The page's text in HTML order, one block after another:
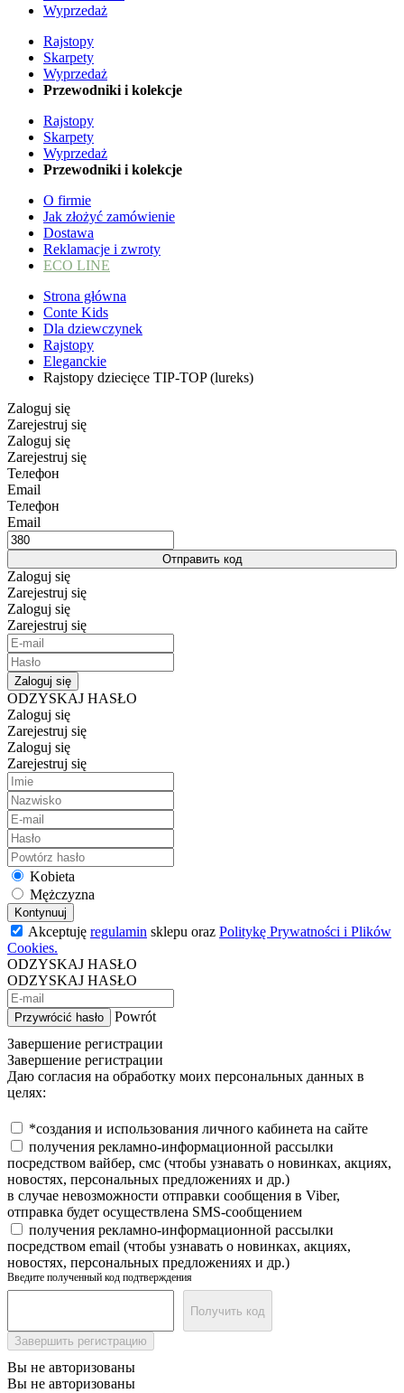
Wyprzedaż
Rajstopy
Skarpety
Wyprzedaż
Przewodniki i kolekcje
Rajstopy
Skarpety
Wyprzedaż
Przewodniki i kolekcje
O firmie
Jak złożyć zamówienie
Dostawa
Reklamacje i zwroty
ECO LINE
Strona główna
Conte Kids
Dla dziewczynek
Rajstopy
Eleganckie
Rajstopy dziecięce TIP-TOP (lureks)
Zaloguj się
Zarejestruj się
Zaloguj się
Zarejestruj się
Телефон
Email
Телефон
Email
Отправить код
Zaloguj się
Zarejestruj się
Zaloguj się
Zarejestruj się
Zaloguj się
ODZYSKAJ HASŁO
Zaloguj się
Zarejestruj się
Zaloguj się
Zarejestruj się
Kobieta
Mężczyzna
Kontynuuj
Akceptuję regulamin sklepu oraz Politykę Prywatności i Plików
Cookies.
ODZYSKAJ HASŁO
ODZYSKAJ HASŁO
Przywrócić hasło
Powrót
Завершение регистрации
Завершение регистрации
Даю согласия на обработку моих персональных данных в
целях:
*создания и использования личного кабинета на сайте
получения рекламно-информационной рассылки
посредством вайбер, смс (чтобы узнавать о новинках, акциях,
новостях, персональных предложениях и др.)
в случае невозможности отправки сообщения в Viber,
отправка будет осуществлена SMS-сообщением
получения рекламно-информационной рассылки
посредством email (чтобы узнавать о новинках, акциях,
новостях, персональных предложениях и др.)
Введите полученный код подтверждения
Получить код
Завершить регистрацию
Вы не авторизованы
Вы не авторизованы